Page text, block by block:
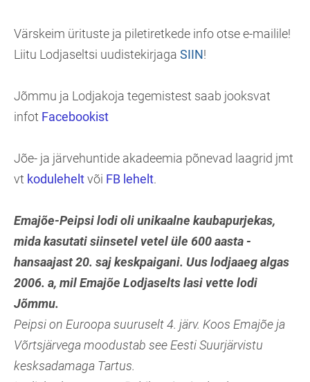
Värskeim ürituste ja piletiretkede info otse e-mailile!
Liitu Lodjaseltsi uudistekirjaga SIIN!
Jõmmu ja Lodjakoja tegemistest saab jooksvat
infot Facebookist
Jõe- ja järvehuntide akadeemia põnevad laagrid jmt
vt koduleheltvõi FB lehelt.
Emajõe-Peipsi lodi oli unikaalne kaubapurjekas,
mida kasutati siinsetel vetel üle 600 aasta -
hansaajast 20. saj keskpaigani. Uus lodjaaeg algas
2006. a, mil Emajõe Lodjaselts lasi vette lodi
Jõmmu.
Peipsi on Euroopa suuruselt 4. järv. Koos Emajõe ja
Võrtsjärvega moodustab see Eesti Suurjärvistu
kesksadamaga Tartus.